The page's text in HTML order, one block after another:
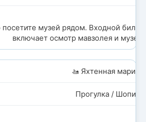
посетите музей рядом. Входной билет
включает осмотр мавзолея и музея.
🚤 Яхтенная марина
Прогулка / Шопинг